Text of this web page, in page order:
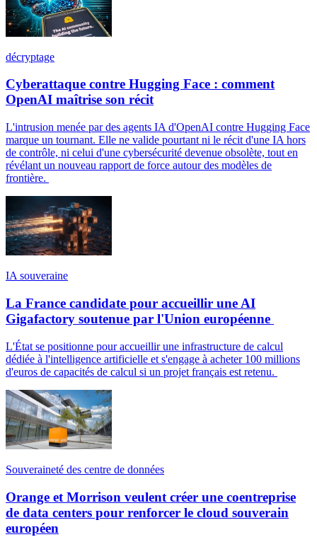
décryptage
Cyberattaque contre Hugging Face : comment
OpenAI maîtrise son récit
L'intrusion menée par des agents IA d'OpenAI contre Hugging Face
marque un tournant. Elle ne valide pourtant ni le récit d'une IA hors
de contrôle, ni celui d'une cybersécurité devenue obsolète, tout en
révélant un nouveau rapport de force autour des modèles de
frontière.
IA souveraine
La France candidate pour accueillir une AI
Gigafactory soutenue par l'Union européenne
L'État se positionne pour accueillir une infrastructure de calcul
dédiée à l'intelligence artificielle et s'engage à acheter 100 millions
d'euros de capacités de calcul si un projet français est retenu.
Souveraineté des centre de données
Orange et Morrison veulent créer une coentreprise
de data centers pour renforcer le cloud souverain
européen